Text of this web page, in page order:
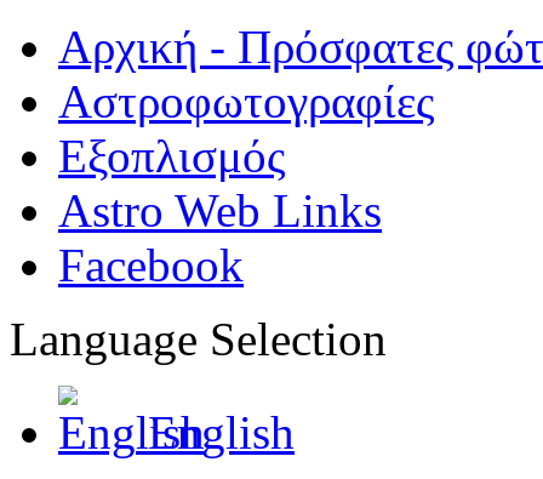
Αρχική - Πρόσφατες
Αστροφωτογραφίες
Εξοπλισμός
Astro Web Links
Facebook
Language Selection
English